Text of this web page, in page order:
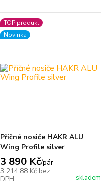
TOP produkt
Novinka
Příčné nosiče HAKR ALU
Wing Profile silver
3 890 Kč/pár
3 214,88 Kč bez
DPH
skladem